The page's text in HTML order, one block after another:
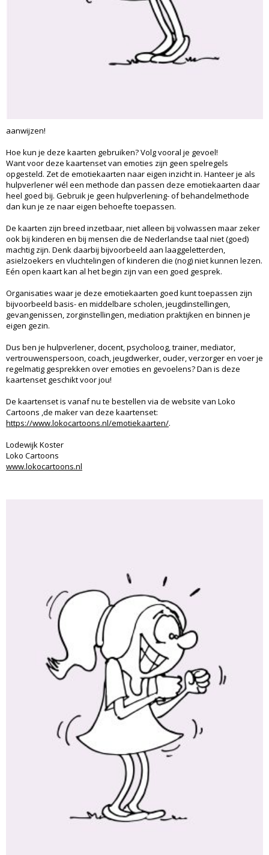
aanwijzen!
Hoe kun je deze kaarten gebruiken? Volg vooral je gevoel!
Want voor deze kaartenset van emoties zijn geen spelregels
opgesteld. Zet de emotiekaarten naar eigen inzicht in. Hanteer je als
hulpverlener wél een methode dan passen deze emotiekaarten daar
heel goed bij. Gebruik je geen hulpverlening- of behandelmethode
dan kun je ze naar eigen behoefte toepassen.
De kaarten zijn breed inzetbaar, niet alleen bij volwassen maar zeker
ook bij kinderen en bij mensen die de Nederlandse taal niet (goed)
machtig zijn. Denk daarbij bijvoorbeeld aan laaggeletterden,
asielzoekers en vluchtelingen of kinderen die (nog) niet kunnen lezen.
Eén open kaart kan al het begin zijn van een goed gesprek.
Organisaties waar je deze emotiekaarten goed kunt toepassen zijn
bijvoorbeeld basis- en middelbare scholen, jeugdinstellingen,
gevangenissen, zorginstellingen, mediation praktijken en binnen je
eigen gezin.
Dus ben je hulpverlener, docent, psycholoog, trainer, mediator,
vertrouwenspersoon, coach, jeugdwerker, ouder, verzorger en voer je
regelmatig gesprekken over emoties en gevoelens? Dan is deze
kaartenset geschikt voor jou!
De kaartenset is vanaf nu te bestellen via de website van Loko
Cartoons ,de maker van deze kaartenset:
https://www.lokocartoons.nl/emotiekaarten/.
Lodewijk Koster
Loko Cartoons
www.lokocartoons.nl